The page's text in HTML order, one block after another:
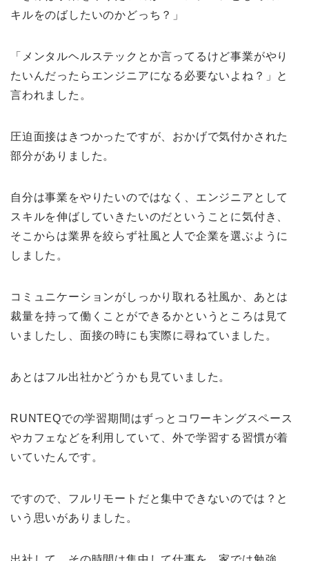
キルをのばしたいのかどっち？」
「メンタルヘルステックとか言ってるけど事業がやり
たいんだったらエンジニアになる必要ないよね？」と
言われました。
圧迫面接はきつかったですが、おかげで気付かされた
部分がありました。
自分は事業をやりたいのではなく、エンジニアとして
スキルを伸ばしていきたいのだということに気付き、
そこからは業界を絞らず社風と人で企業を選ぶように
しました。
コミュニケーションがしっかり取れる社風か、あとは
裁量を持って働くことができるかというところは見て
いましたし、面接の時にも実際に尋ねていました。
あとはフル出社かどうかも見ていました。
RUNTEQでの学習期間はずっとコワーキングスペース
やカフェなどを利用していて、外で学習する習慣が着
いていたんです。
ですので、フルリモートだと集中できないのでは？と
いう思いがありました。